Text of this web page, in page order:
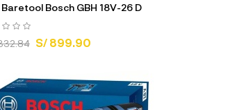
Baretool Bosch GBH 18V-26 D
S/ 899.90